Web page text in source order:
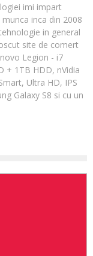
imi impart
inca din 2008
in general
site de comert
Legion - i7
+ 1TB HDD, nVidia
Ultra HD, IPS
Galaxy S8 si cu un